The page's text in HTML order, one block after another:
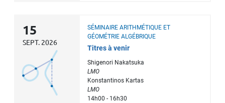
15
SEPT. 2026
SÉMINAIRE ARITHMÉTIQUE ET
GÉOMÉTRIE ALGÉBRIQUE
Titres à venir
Shigenori Nakatsuka
LMO
Konstantinos Kartas
LMO
14h00 - 16h30